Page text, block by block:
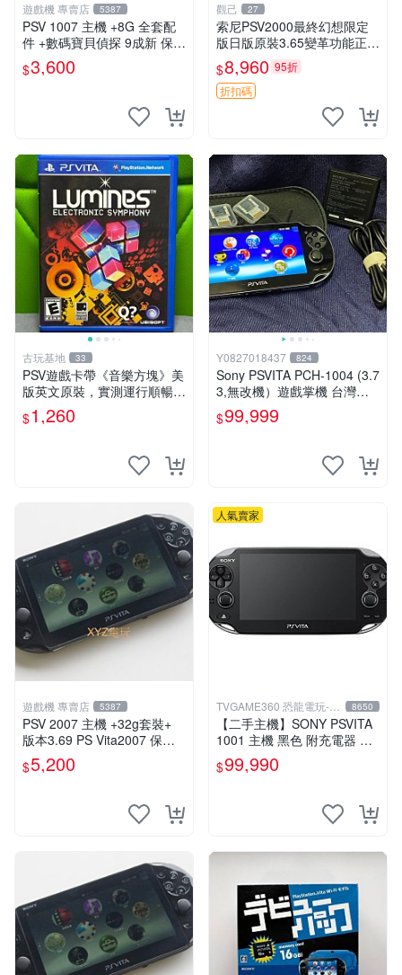
遊戲機 專賣店 5387
PSV 1007 主機 +8G 全套配
件 +數碼寶貝偵探 9成新 保修
一年 品質有保障
$3,600
觀己 27
索尼PSV2000最終幻想限定
版日版原裝3.65變革功能正常
背面小劃痕磨損 實物圖可查
限量珍藏 畫集 游戲機
$8,960 95折
折扣碼
古玩基地 33
PSV遊戲卡帶《音樂方塊》美
版英文原裝，實測運行順暢，
圖示成色真實呈現，拍下即視
同確認。 音樂方塊 PSV 游戲
$1,260
Y0827018437 824
Sony PSVITA PCH-1004 (3.7
3,無改機）遊戲掌機 台灣公
司貨
$99,999
遊戲機 專賣店 5387
PSV 2007 主機 +32g套裝+
版本3.69 PS Vita2007 保修
一年 8成新
$5,200
人氣賣家
TVGAME360 恐龍電玩-台
中店
8650
【二手主機】SONY PSVITA
1001 主機 黑色 附充電器 US
B傳輸線 PS VITA PSV【台中
恐龍電玩】
$99,990